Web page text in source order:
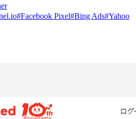
#Facebook Pixel#Bing Ads#Yahoo